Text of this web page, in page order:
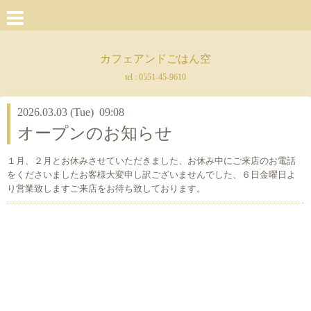
カフェアンドごはん空
tel : 0551-45-9610
2026.03.03 (Tue) 09:08
オープンのお知らせ
１月、２月とお休みさせていただきました、お休み中にご来店のお電話
をくださいましたお客様大変申し訳ございませんでした、６日金曜日よ
り営業致しますご来店をお待ち致しております。